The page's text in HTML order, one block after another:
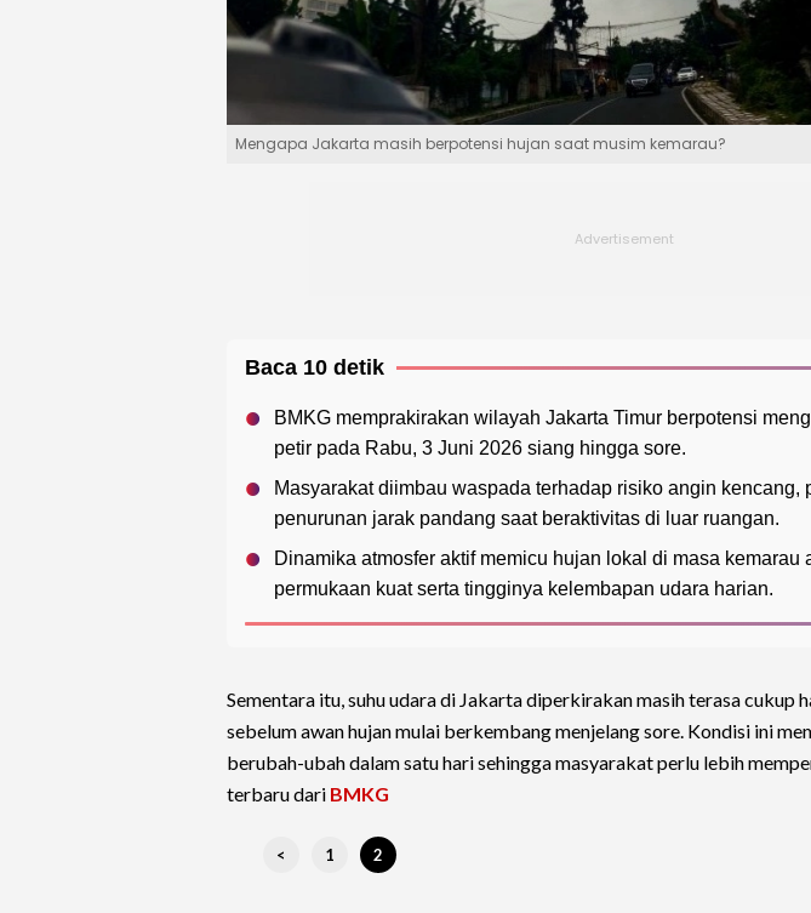
Mengapa Jakarta masih berpotensi hujan saat musim kemarau?
Baca 10 detik
BMKG memprakirakan wilayah Jakarta Timur berpotensi
petir pada Rabu, 3 Juni 2026 siang hingga sore.
Masyarakat diimbau waspada terhadap risiko angin kencang,
penurunan jarak pandang saat beraktivitas di luar ruangan.
Dinamika atmosfer aktif memicu hujan lokal di masa kemarau
permukaan kuat serta tingginya kelembapan udara harian.
Sementara itu, suhu udara di Jakarta diperkirakan masih terasa cukup
sebelum awan hujan mulai berkembang menjelang sore. Kondisi ini
berubah-ubah dalam satu hari sehingga masyarakat perlu lebih
terbaru dari BMKG
< 1 2